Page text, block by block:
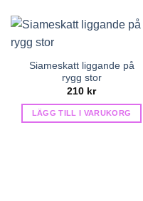
Siameskatt liggande på
rygg stor
210 kr
LÄGG TILL I VARUKORG